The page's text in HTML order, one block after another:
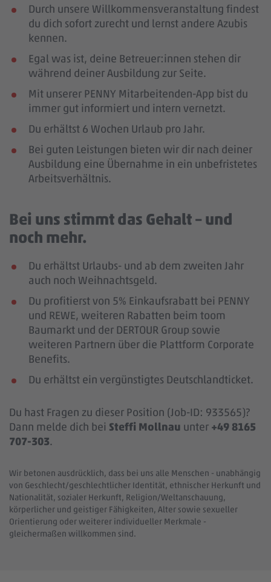
Durch unsere Willkommensveranstaltung findest
du dich sofort zurecht und lernst andere Azubis
kennen.
Egal was ist, deine Betreuer:innen stehen dir
während deiner Ausbildung zur Seite.
Mit unserer PENNY Mitarbeitenden-App bist du
immer gut informiert und intern vernetzt.
Du erhältst 6 Wochen Urlaub pro Jahr.
Bei guten Leistungen bieten wir dir nach deiner
Ausbildung eine Übernahme in ein unbefristetes
Arbeitsverhältnis.
Bei uns stimmt das Gehalt – und
noch mehr.
Du erhältst Urlaubs- und ab dem zweiten Jahr
auch noch Weihnachtsgeld.
Du profitierst von 5% Einkaufsrabatt bei PENNY
und REWE, weiteren Rabatten beim toom
Baumarkt und der DERTOUR Group sowie
weiteren Partnern über die Plattform Corporate
Benefits.
Du erhältst ein vergünstigtes Deutschlandticket.
Du hast Fragen zu dieser Position (Job-ID: 933565)?
Dann melde dich bei Steffi Mollnau unter +49 8165
707-303.
Wir betonen ausdrücklich, dass bei uns alle Menschen - unabhängig
von Geschlecht/geschlechtlicher Identität, ethnischer Herkunft und
Nationalität, sozialer Herkunft, Religion/Weltanschauung,
körperlicher und geistiger Fähigkeiten, Alter sowie sexueller
Orientierung oder weiterer individueller Merkmale -
gleichermaßen willkommen sind.